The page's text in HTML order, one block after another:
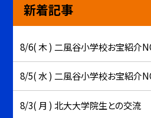
新着記事
8/6( 木 ) 二風谷小学校お宝紹介
8/5( 水 ) 二風谷小学校お宝紹介
8/3( 月 ) 北大大学院生との交流